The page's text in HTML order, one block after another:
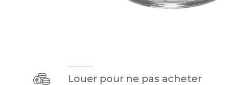
Louer pour ne pas acheter